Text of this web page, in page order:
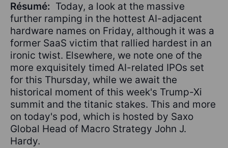
Résumé: Today, a look at the massive
further ramping in the hottest AI-adjacent
hardware names on Friday, although it was a
former SaaS victim that rallied hardest in an
ironic twist. Elsewhere, we note one of the
more exquisitely timed AI-related IPOs set
for this Thursday, while we await the
historical moment of this week's Trump-Xi
summit and the titanic stakes. This and more
on today's pod, which is hosted by Saxo
Global Head of Macro Strategy John J.
Hardy.